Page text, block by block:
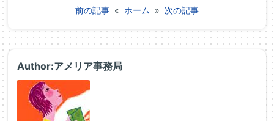
前の記事 « ホーム » 次の記事
Author:アメリア事務局